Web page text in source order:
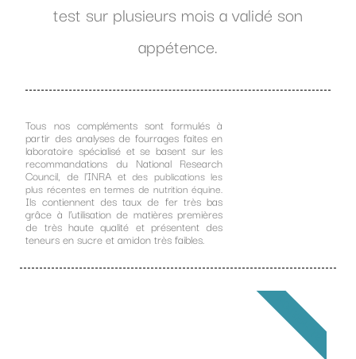
test sur plusieurs mois a validé son
appétence.
Tous nos compléments sont formulés à
partir des analyses de fourrages faites en
laboratoire spécialisé et se basent sur les
recommandations du National Research
Council, de l’INRA etdes publications les
plus récentes en termes de nutrition équine.
Ils contiennent des taux de fer très bas
grâce à l’utilisation de matières premières
de très haute qualité et présentent des
teneurs en sucre et amidon très faibles.
NOUVEAUTÉ